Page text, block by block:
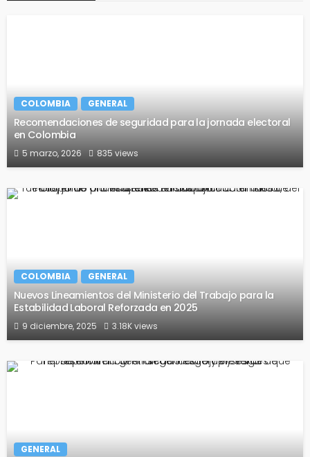
COLOMBIA GENERAL
Recomendaciones de seguridad para la jornada electoral
en Colombia
5 marzo, 2026 835 views
COLOMBIA GENERAL
Nuevos Lineamientos del Ministerio del Trabajo para la
Estabilidad Laboral Reforzada en 2025
9 diciembre, 2025 3.18K views
GENERAL